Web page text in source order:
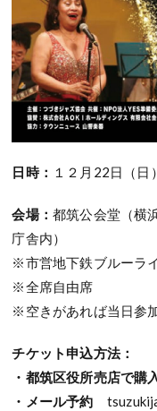
日時： １２月22日（日）
会場：都筑公会堂（横
庁舎内）
※市営地下鉄ブルーラ
※全席自由席
※空きがあれば当日参
チケット申込方法：
・都筑区役所売店で購
・メール予約